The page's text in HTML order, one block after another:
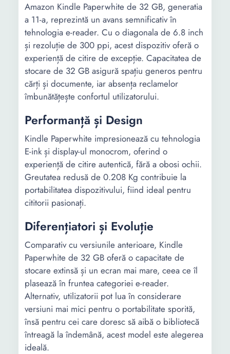
Amazon Kindle Paperwhite de 32 GB, generatia
a 11-a, reprezintă un avans semnificativ în
tehnologia e-reader. Cu o diagonala de 6.8 inch
și rezoluție de 300 ppi, acest dispozitiv oferă o
experiență de citire de excepție. Capacitatea de
stocare de 32 GB asigură spațiu generos pentru
cărți și documente, iar absența reclamelor
îmbunătățește confortul utilizatorului.
Performanță și Design
Kindle Paperwhite impresionează cu tehnologia
E-ink și display-ul monocrom, oferind o
experiență de citire autentică, fără a obosi ochii.
Greutatea redusă de 0.208 Kg contribuie la
portabilitatea dispozitivului, fiind ideal pentru
cititorii pasionați.
Diferențiatori și Evoluție
Comparativ cu versiunile anterioare, Kindle
Paperwhite de 32 GB oferă o capacitate de
stocare extinsă și un ecran mai mare, ceea ce îl
plasează în fruntea categoriei e-reader.
Alternativ, utilizatorii pot lua în considerare
versiuni mai mici pentru o portabilitate sporită,
însă pentru cei care doresc să aibă o bibliotecă
întreagă la îndemână, acest model este alegerea
ideală.